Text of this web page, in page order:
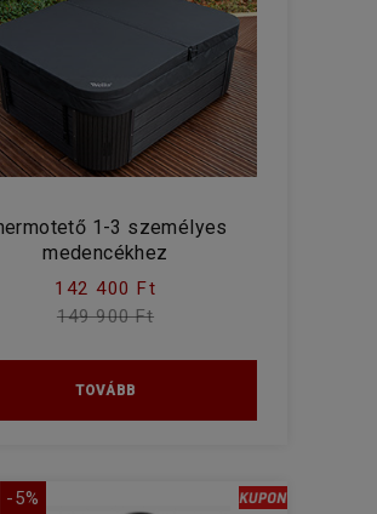
1-3 személyes
medencékhez
142 400 Ft
149 900 Ft
TOVÁBB
-5%